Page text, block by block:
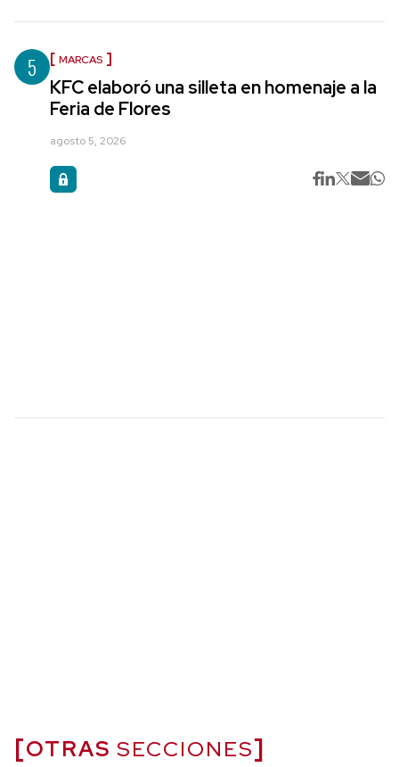
5 MARCAS
KFC elaboró una silleta en homenaje a la
Feria de Flores
agosto 5, 2026
OTRAS SECCIONES